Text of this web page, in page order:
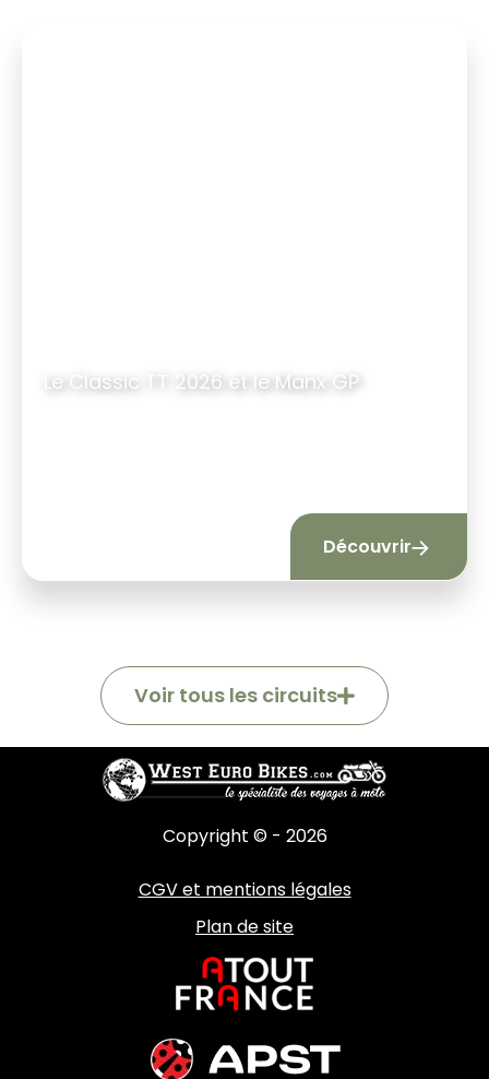
Le Classic TT 2026 et le Manx GP
Découvrir
Voir tous les circuits
Copyright © - 2026
CGV et mentions légales
Plan de site